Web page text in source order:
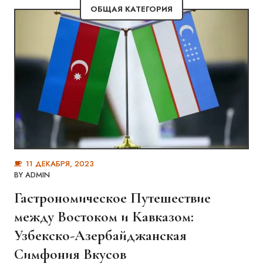
ОБЩАЯ КАТЕГОРИЯ
11 ДЕКАБРЯ, 2023
BY ADMIN
Гастрономическое Путешествие
между Востоком и Кавказом:
Узбекско-Азербайджанская
Симфония Вкусов